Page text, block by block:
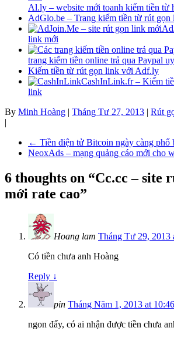
Al.ly – website mới toanh kiếm tiền từ
AdGlo.be – Trang kiếm tiền từ rút gọn
link mới
trang kiếm tiền online trả qua Paypal
Kiếm tiền từ rút gọn link với Adf.ly
CashInLink.fr – Kiếm
link
By Minh Hoàng | Tháng Tư 27, 2013 | Rút
|
← Tiền điện tử Bitcoin ngày càng phổ
NeoxAds – mạng quảng cáo mới cho
6 thoughts on “Cc.cc – site
mới rate cao”
Hoang lam Tháng Tư 29, 2013
Có tiền chưa anh Hoàng
Reply ↓
pin Tháng Năm 1, 2013 at
ngon đấy, có ai nhận được tiền chưa